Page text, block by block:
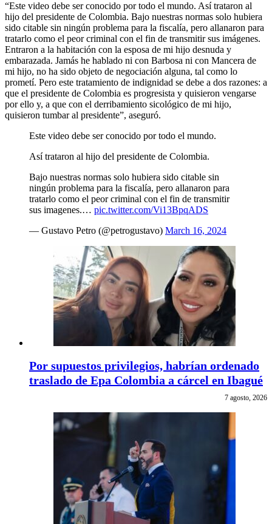
“Este video debe ser conocido por todo el mundo. Así trataron al
hijo del presidente de Colombia. Bajo nuestras normas solo hubiera
sido citable sin ningún problema para la fiscalía, pero allanaron para
tratarlo como el peor criminal con el fin de transmitir sus imágenes.
Entraron a la habitación con la esposa de mi hijo desnuda y
embarazada. Jamás he hablado ni con Barbosa ni con Mancera de
mi hijo, no ha sido objeto de negociación alguna, tal como lo
prometí. Pero este tratamiento de indignidad se debe a dos razones: a
que el presidente de Colombia es progresista y quisieron vengarse
por ello y, a que con el derribamiento sicológico de mi hijo,
quisieron tumbar al presidente”, aseguró.
Este video debe ser conocido por todo el mundo.
Así trataron al hijo del presidente de Colombia.
Bajo nuestras normas solo hubiera sido citable sin
ningún problema para la fiscalía, pero allanaron para
tratarlo como el peor criminal con el fin de transmitir
sus imagenes.… pic.twitter.com/Vi13BpqADS
— Gustavo Petro (@petrogustavo) March 16, 2024
Por supuestos privilegios, habrían ordenado
traslado de Epa Colombia a cárcel en Ibagué
7 agosto, 2026